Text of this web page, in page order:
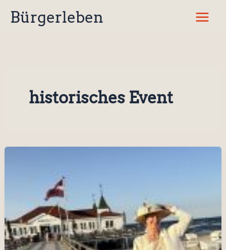
InhaltBürgerleben
historisches Event